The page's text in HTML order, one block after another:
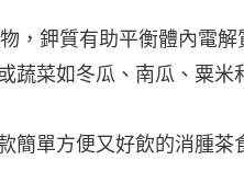
，鉀質有助平衡體內電
蔬菜如冬瓜、南瓜、粟米
簡單方便又好飲的消腫茶